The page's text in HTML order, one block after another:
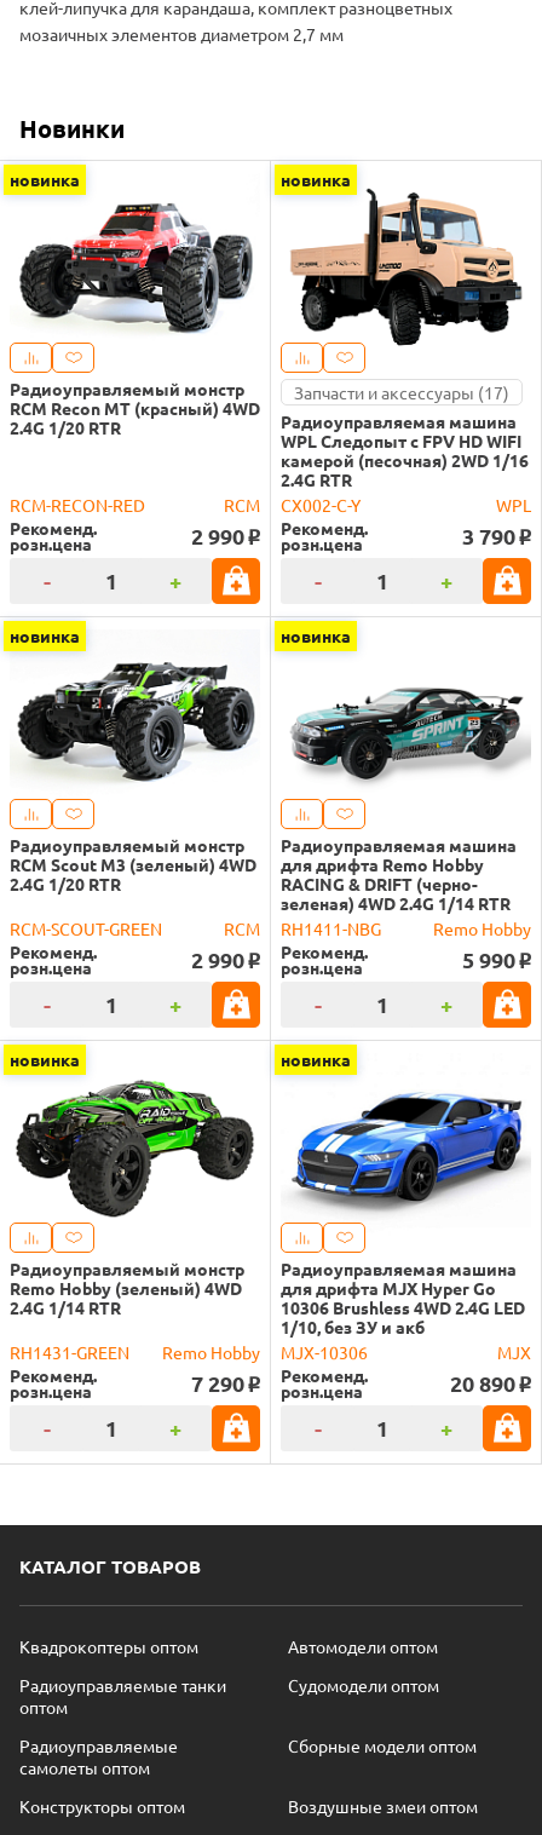
клей-липучка для карандаша, комплект разноцветных
мозаичных элементов диаметром 2,7 мм
Новинки
новинка
Радиоуправляемый монстр
RCM Recon MT (красный) 4WD
2.4G 1/20 RTR
RCM-RECON-RED
RCM
Рекоменд.
розн.цена 2 990 o
- +
новинка
Запчасти и аксессуары (17)
Радиоуправляемая машина
WPL Следопыт с FPV HD WIFI
камерой (песочная) 2WD 1/16
2.4G RTR
CX002-C-Y
WPL
Рекоменд.
розн.цена 3 790 o
- +
новинка
Радиоуправляемый монстр
RCM Scout M3 (зеленый) 4WD
2.4G 1/20 RTR
RCM-SCOUT-GREEN
RCM
Рекоменд.
розн.цена 2 990 o
- +
новинка
Радиоуправляемая машина
для дрифта Remo Hobby
RACING & DRIFT (черно-
зеленая) 4WD 2.4G 1/14 RTR
RH1411-NBG
Remo Hobby
Рекоменд.
розн.цена 5 990 o
- +
новинка
Радиоуправляемый монстр
Remo Hobby (зеленый) 4WD
2.4G 1/14 RTR
RH1431-GREEN
Remo Hobby
Рекоменд.
розн.цена 7 290 o
- +
новинка
Радиоуправляемая машина
для дрифта MJX Hyper Go
10306 Brushless 4WD 2.4G LED
1/10, без ЗУ и акб
MJX-10306
MJX
Рекоменд.
розн.цена 20 890 o
- +
КАТАЛОГ ТОВАРОВ
Квадрокоптеры оптом
Автомодели оптом
Радиоуправляемые танки
оптом
Судомодели оптом
Радиоуправляемые
самолеты оптом
Сборные модели оптом
Конструкторы оптом
Воздушные змеи оптом